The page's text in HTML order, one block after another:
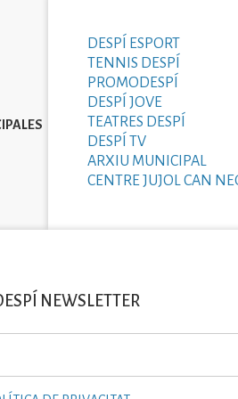
DESPÍ ESPORT
TENNIS DESPÍ
PROMODESPÍ
DESPÍ JOVE
TEATRES DESPÍ
DESPÍ TV
ARXIU MUNICIPAL
CENTRE JUJOL CAN
NEWSLETTER